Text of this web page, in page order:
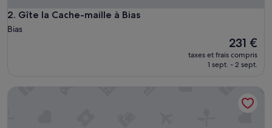
2. Gîte la Cache-maille à Bias
Gîte la Cache-maille à Bias
Bias
Le
nouveau
prix
231 €
taxes et frais compris
1 sept. - 2 sept.
Charmante Studette Indépendante au Calme, Face aux